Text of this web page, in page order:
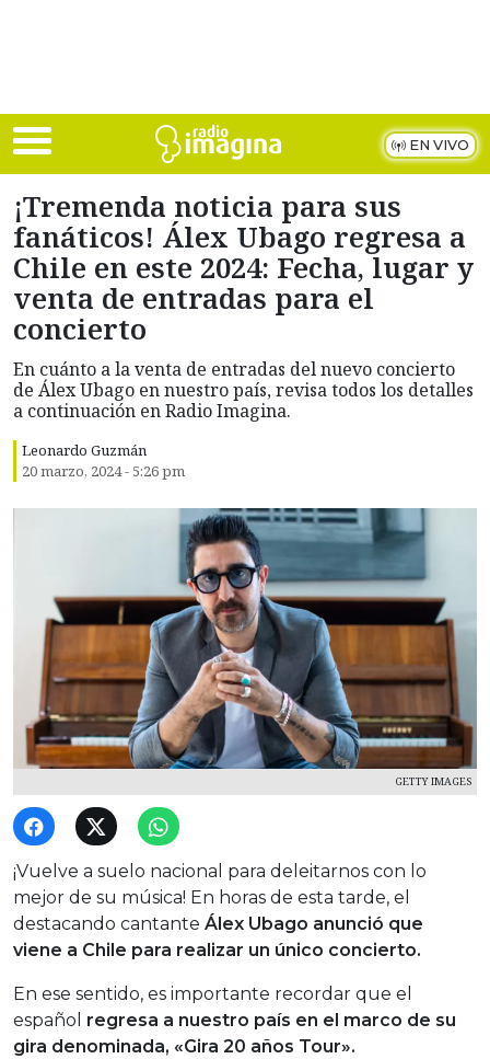
EN VIVO
¡Tremenda noticia para sus
fanáticos! Álex Ubago regresa a
Chile en este 2024: Fecha, lugar y
venta de entradas para el
concierto
En cuánto a la venta de entradas del nuevo concierto
de Álex Ubago en nuestro país, revisa todos los detalles
a continuación en Radio Imagina.
Leonardo Guzmán
20 marzo, 2024 - 5:26 pm
GETTY IMAGES
¡Vuelve a suelo nacional para deleitarnos con lo
mejor de su música! En horas de esta tarde, el
destacando cantante Álex Ubago anunció que
viene a Chile para realizar un único concierto.
En ese sentido, es importante recordar que el
español regresa a nuestro país en el marco de su
gira denominada, «Gira 20 años Tour».